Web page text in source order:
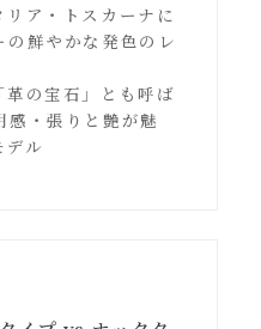
リア・トスカーナに
の鮮やかな発色のレ
革の宝石」とも呼ば
感・張りと艶が魅
デル